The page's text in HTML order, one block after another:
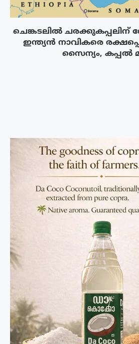
ചെങ്കടലിൽ ചരക്കുകപ്പലിന്
ഇന്ത്യൻ നാവികരെ
സൈന്യം, കപ്പൽ